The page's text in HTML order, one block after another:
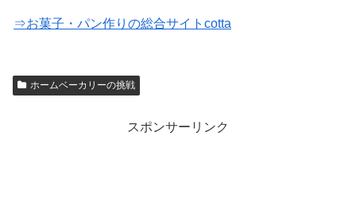
⇒お菓子・パン作りの総合サイトcotta
ホームベーカリーの挑戦
スポンサーリンク